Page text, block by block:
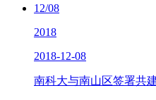
12/08
2018
2018-12-08
南科大与南山区签署共